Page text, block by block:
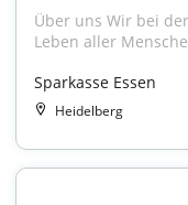
Über uns Wir bei
Leben aller
Sparkasse Essen
Heidelberg